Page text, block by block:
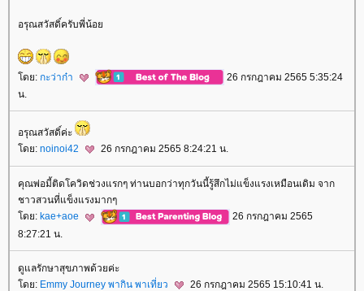
อรุณสวัสดิ์ครับพี่น้อ
ดย: กะว่าก๋า
26 กรกฎาคม 2565 5:35:24
น.
อรุณสวัสดิ์ค่ะ
ดย: noinoi42 26 กรกฎาคม 2565 8:24:21 น.
คุณพ่อมี้ติดโควิดช่วงแรกๆ ท่านบอกว่าทุกวันนี้รู้สึกไม่แข็งแรงเหมือนเดิม จาก
ชาวสวนที่แข็งแรงมากๆ
ดย: kae+aoe
26 กรกฎาคม 2565
8:27:21 น.
ดูแลรักษาสุขภาพด้วยค่ะ
ดย: Emmy Journey พากิน พาเที่ยว 26 กรกฎาคม 2565 15:10:41 น.